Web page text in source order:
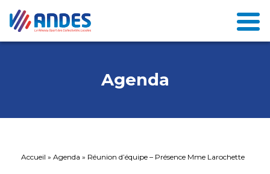
Agenda
Accueil » Agenda » Réunion d’équipe – Présence Mme Larochette